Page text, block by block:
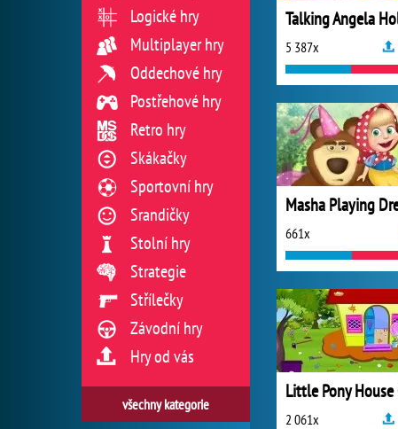
5 387x
661x
2 061x
Logické hry
Multiplayer hry
Oddechové hry
Postřehové hry
Retro hry
Skákačky
Sportovní hry
Srandičky
Stolní hry
Strategie
Střílečky
Závodní hry
Hry od vás
všechny kategorie